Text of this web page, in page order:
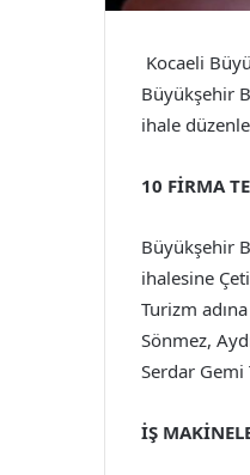
Kocaeli
Büyükşehir
ihale
10 FİRMA
Büyükşehir
ihalesine
Turizm
Sönmez,
Serdar Gemi
İŞ